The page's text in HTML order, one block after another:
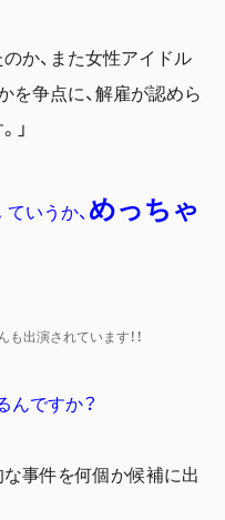
か、また女性アイドル
を争点に、解雇が認めら
」
いうか、 めっちゃ
出演されています！！
んですか？
事件を何個か候補に出